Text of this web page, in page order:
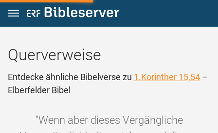
Zum Inhalt springen
Querverweise
Entdecke ähnliche Bibelverse zu 1.Korinther 15,54 –
Elberfelder Bibel
"Wenn aber dieses Vergängliche